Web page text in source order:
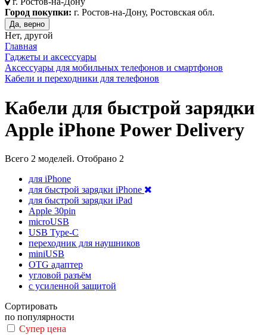
Город покупки: г. Ростов-на-Дону, Ростовская обл.
Да, верно
Нет, другой
Главная
Гаджеты и аксессуары
Аксессуары для мобильных телефонов и смартфонов
Кабели и переходники для телефонов
Кабели для быстрой зарядки
Apple iPhone Power Delivery
Всего 2 моделей. Отобрано 2
для iPhone
для быстрой зарядки iPhone
для быстрой зарядки iPad
Apple 30pin
microUSB
USB Type-C
переходник для наушников
miniUSB
OTG адаптер
угловой разъём
с усиленной защитой
Сортировать
по популярности
Супер цена